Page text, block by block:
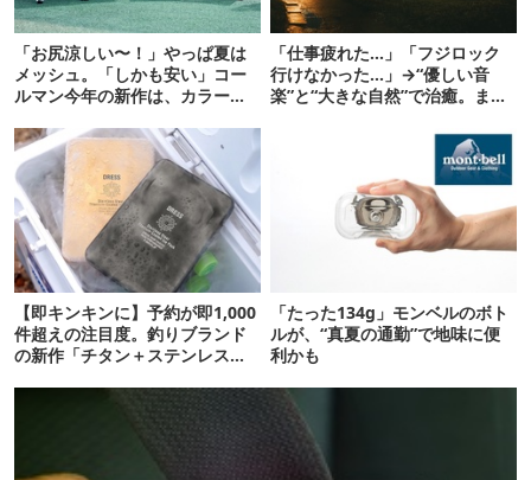
「お尻涼しい〜！」やっぱ夏は
メッシュ。「しかも安い」コー
ルマン今年の新作は、カラーも
「仕事疲れた…」「フジロック
行けなかった…」→“優しい音
楽”と“大きな自然”で治癒。まだ
【即キンキンに】予約が即1,000
件超えの注目度。釣りブランド
の新作「チタン＋ステンレスの
「たった134g」モンベルのボト
ルが、“真夏の通勤”で地味に便
利かも